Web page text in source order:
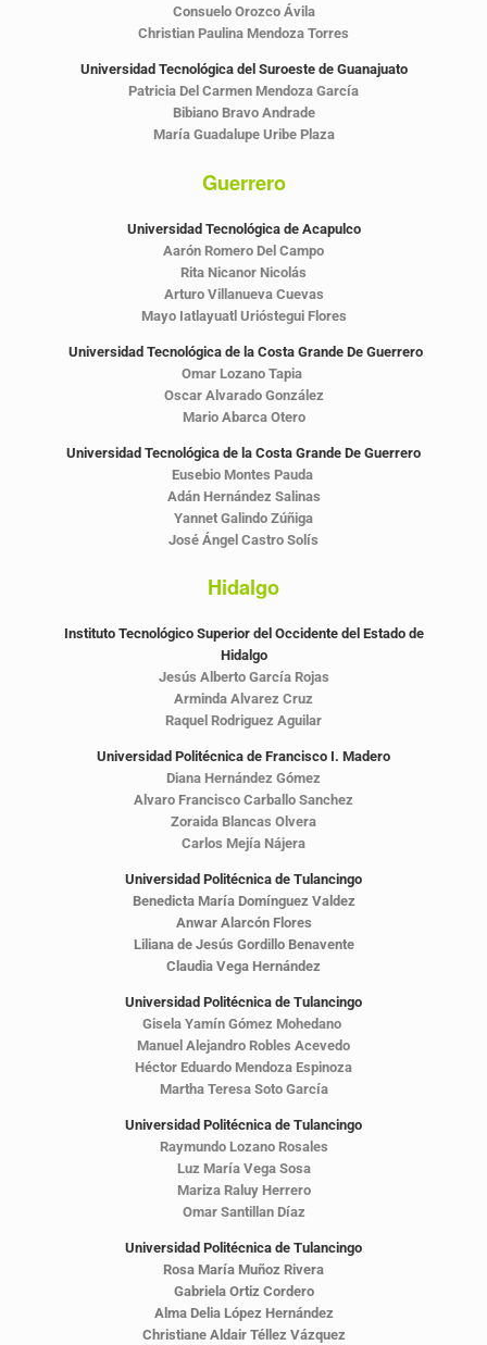
Consuelo Orozco Ávila
Christian Paulina Mendoza Torres
Universidad Tecnológica del Suroeste de Guanajuato
Patricia Del Carmen Mendoza García
Bibiano Bravo Andrade
María Guadalupe Uribe Plaza
Guerrero
Universidad Tecnológica de Acapulco
Aarón Romero Del Campo
Rita Nicanor Nicolás
Arturo Villanueva Cuevas
Mayo Iatlayuatl Urióstegui Flores
Universidad Tecnológica de la Costa Grande De Guerrero
Omar Lozano Tapia
Oscar Alvarado González
Mario Abarca Otero
Universidad Tecnológica de la Costa Grande De Guerrero
Eusebio Montes Pauda
Adán Hernández Salinas
Yannet Galindo Zúñiga
José Ángel Castro Solís
Hidalgo
Instituto Tecnológico Superior del Occidente del Estado de
Hidalgo
Jesús Alberto García Rojas
Arminda Alvarez Cruz
Raquel Rodriguez Aguilar
Universidad Politécnica de Francisco I. Madero
Diana Hernández Gómez
Alvaro Francisco Carballo Sanchez
Zoraida Blancas Olvera
Carlos Mejía Nájera
Universidad Politécnica de Tulancingo
Benedicta María Domínguez Valdez
Anwar Alarcón Flores
Liliana de Jesús Gordillo Benavente
Claudia Vega Hernández
Universidad Politécnica de Tulancingo
Gisela Yamín Gómez Mohedano
Manuel Alejandro Robles Acevedo
Héctor Eduardo Mendoza Espinoza
Martha Teresa Soto García
Universidad Politécnica de Tulancingo
Raymundo Lozano Rosales
Luz María Vega Sosa
Mariza Raluy Herrero
Omar Santillan Díaz
Universidad Politécnica de Tulancingo
Rosa María Muñoz Rivera
Gabriela Ortiz Cordero
Alma Delia López Hernández
Christiane Aldair Téllez Vázquez